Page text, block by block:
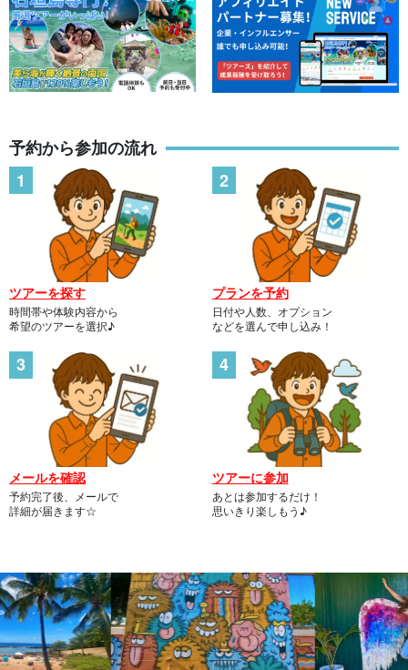
予約から参加の流れ
ツアーを探す
時間帯や体験内容から
希望のツアーを選択♪
プランを予約
日付や人数、オプション
などを選んで申し込み！
メールを確認
予約完了後、メールで
詳細が届きます☆
ツアーに参加
あとは参加するだけ！
思いきり楽しもう♪